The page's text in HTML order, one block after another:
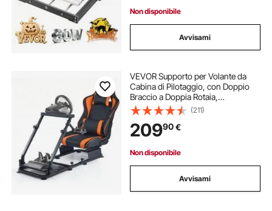
Non disponibile
Avvisami
VEVOR Supporto per Volante da
Cabina di Pilotaggio, con Doppio
Braccio a Doppia Rotaia,
Compatibile con Logitech G25,
G27, G29, G920, G923,
Thrustmaster T300RS, TX F458,
T500RS, T3PA-PRO (F1/GT)
(211)
20990€
Non disponibile
Avvisami